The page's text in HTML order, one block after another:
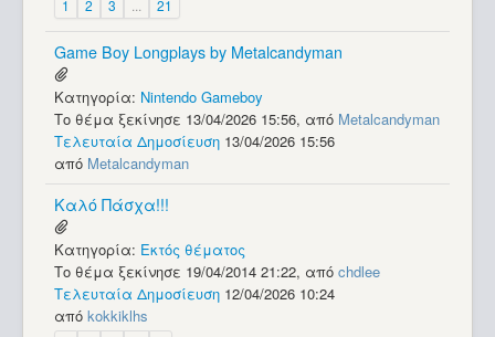
1 2 3 ... 21
Game Boy Longplays by Metalcandyman
Κατηγορία: Nintendo Gameboy
Το θέμα ξεκίνησε 13/04/2026 15:56, από Metalcandyman
Τελευταία Δημοσίευση 13/04/2026 15:56
από Metalcandyman
Καλό Πάσχα!!!
Κατηγορία: Εκτός θέματος
Το θέμα ξεκίνησε 19/04/2014 21:22, από chdlee
Τελευταία Δημοσίευση 12/04/2026 10:24
από kokkiklhs